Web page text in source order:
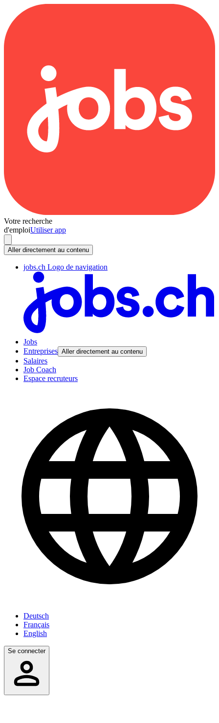
Votre recherche
d'emploiUtiliser app
Aller directement au contenu
jobs.ch Logo de navigation
Jobs
Entreprises Aller directement au contenu
Salaires
Job Coach
Espace recruteurs
Deutsch
Français
English
Se connecter